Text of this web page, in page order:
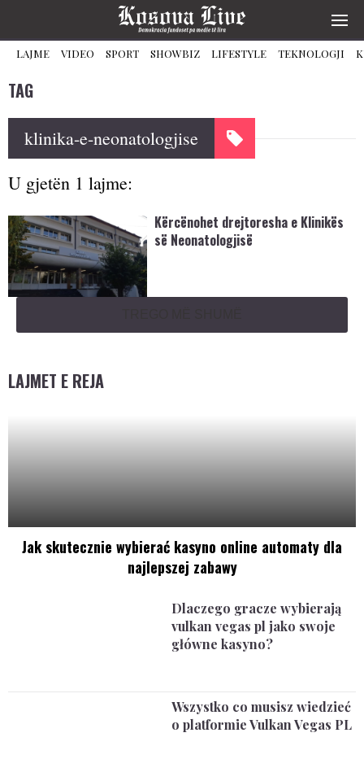
LAJME VIDEO SPORT SHOWBIZ LIFESTYLE TEKNOLOGJI
TAG
klinika-e-neonatologjise
U gjetën 1 lajme:
Kërcënohet drejtoresha e Klinikës
së Neonatologjisë
LAJMET E REJA
Jak skutecznie wybierać kasyno online automaty dla
najlepszej zabawy
Dlaczego gracze wybierają
vulkan vegas pl jako swoje
główne kasyno?
Wszystko co musisz wiedzieć
o platformie Vulkan Vegas PL